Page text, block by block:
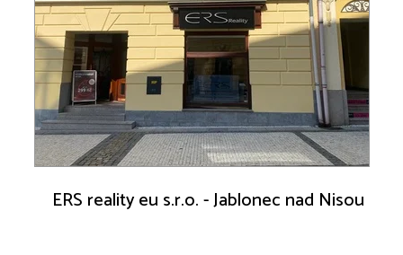
ERS reality eu s.r.o. - Jablonec nad Nisou